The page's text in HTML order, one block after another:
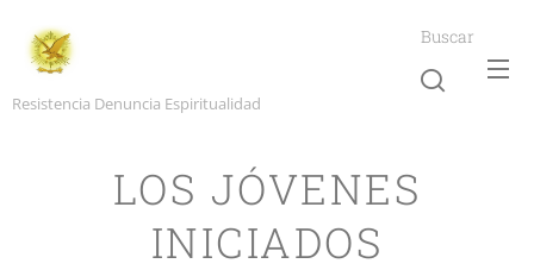
Resistencia Denuncia Espiritualidad
Buscar
LOS JÓVENES
INICIADOS